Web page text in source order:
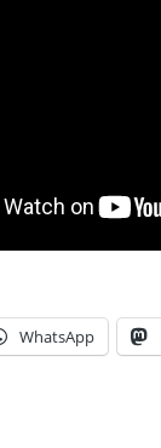
WhatsApp